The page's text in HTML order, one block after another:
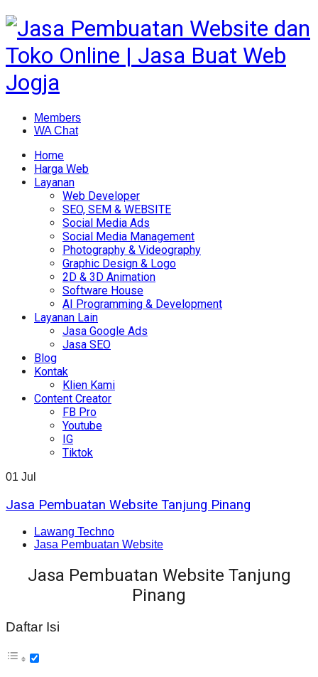
Members
WA Chat
Home
Harga Web
Layanan
Web Developer
SEO, SEM & WEBSITE
Social Media Ads
Social Media Management
Photography & Videography
Graphic Design & Logo
2D & 3D Animation
Software House
AI Programming & Development
Layanan Lain
Jasa Google Ads
Jasa SEO
Blog
Kontak
Klien Kami
Content Creator
FB Pro
Youtube
IG
Tiktok
01 Jul
Jasa Pembuatan Website Tanjung Pinang
Lawang Techno
Jasa Pembuatan Website
Jasa Pembuatan Website Tanjung
Pinang
Daftar Isi